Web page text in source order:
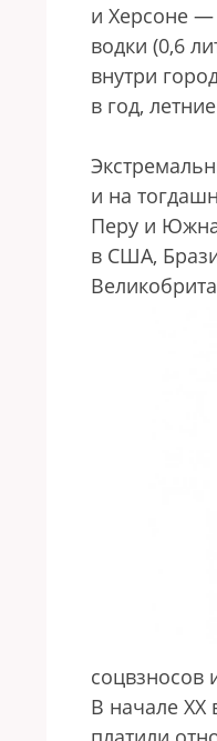
и Херсоне —
водки (0,6
внутри
в год,
и на
Перу и
в США,
соцвзносов
В начале ХХ